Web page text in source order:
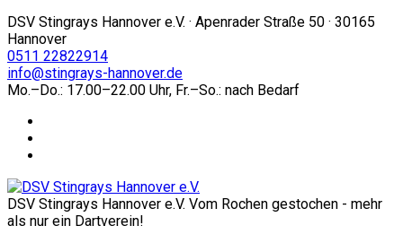
DSV Stingrays Hannover e.V. · Apenrader Straße 50 · 30165
Hannover
0511 22822914
info@stingrays-hannover.de
Mo.–Do.: 17.00–22.00 Uhr, Fr.–So.: nach Bedarf
DSV Stingrays Hannover e.V. Vom Rochen gestochen - mehr
als nur ein Dartverein!